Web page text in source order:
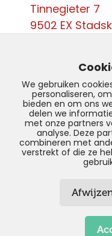
Tinnegieter 7
9502 EX
Over ons
Vacatures
AutoParcours –
Privacyverklaring–
Realisatie door:
We gebruiken
personaliseren,
bieden en om ons
delen we
met onze partners
analyse. Deze
combineren met
verstrekt of die ze